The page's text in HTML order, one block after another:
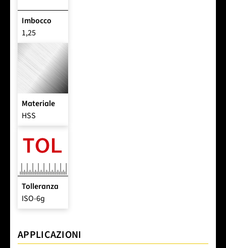
Imbocco
1,25
Materiale
HSS
Tolleranza
ISO-6g
APPLICAZIONI